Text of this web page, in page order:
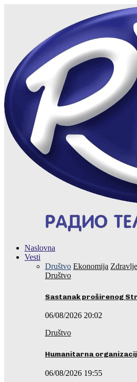
Naslovna
Vesti
Društvo Ekonomija Zdravlje
Društvo
Sastanak proširenog
06/08/2026 20:02
Društvo
Humanitarna
06/08/2026 19:55